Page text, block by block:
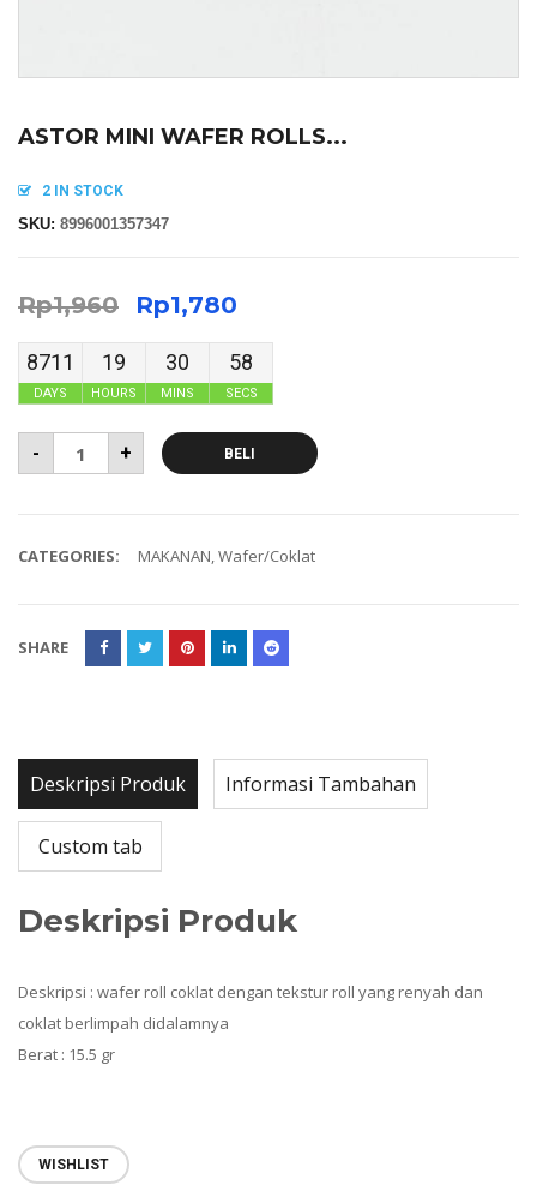
ASTOR MINI WAFER ROLLS...
2 IN STOCK
SKU: 8996001357347
Rp1,960 Rp1,780
8711
DAYS
19
HOURS
30
MINS
57
SECS
- + BELI
CATEGORIES: MAKANAN,Wafer/Coklat
SHARE
Deskripsi Produk Informasi Tambahan
Custom tab
Deskripsi Produk
Deskripsi : wafer roll coklat dengan tekstur roll yang renyah dan
coklat berlimpah didalamnya
Berat : 15.5 gr
WISHLIST